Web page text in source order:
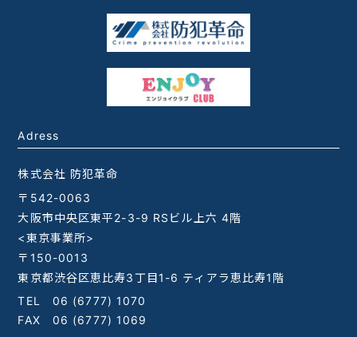
Adress
株式会社 防犯革命
〒542-0063
大阪市中央区東平2-3-9 RSビル上六 4階
<東京事業所>
〒150-0013
東京都渋谷区恵比寿3丁目1-6 ティアラ恵比寿1階
TEL 06 (6777) 1070
FAX 06 (6777) 1069